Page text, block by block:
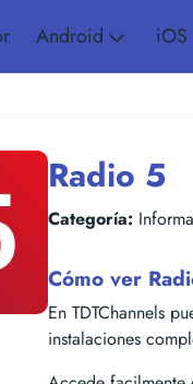
Android iOS
Radio 5
Categoría:
Cómo ver
En TDTChannels
instalaciones